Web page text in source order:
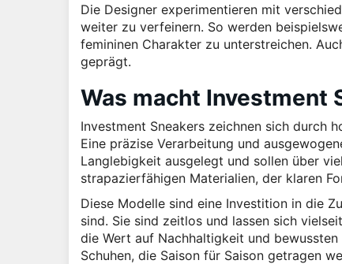
Die Designer experimentieren mit
weiter zu verfeinern. So werden
femininen Charakter zu unterstreichen.
geprägt.
Was macht Investment
Investment Sneakers zeichnen sich durch
Eine präzise Verarbeitung und
Langlebigkeit ausgelegt und sollen über
strapazierfähigen Materialien, der klaren
Diese Modelle sind eine Investition in die
sind. Sie sind zeitlos und lassen sich
die Wert auf Nachhaltigkeit und bewussten
Schuhen, die Saison für Saison getragen